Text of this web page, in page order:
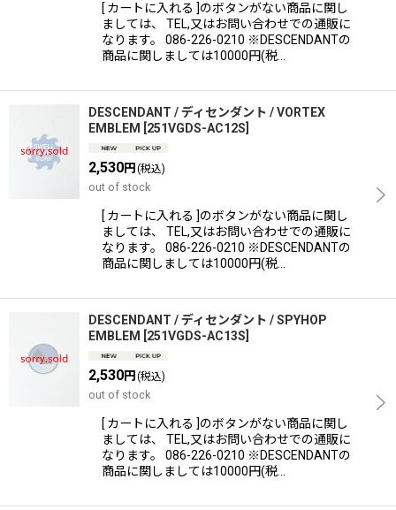
[ カートに入れる ]のボタンがない商品に関し
ましては、 TEL,又はお問い合わせでの通販に
なります。 086-226-0210 ※DESCENDANTの
商品に関しましては10000円(税…
DESCENDANT / ディセンダント / VORTEX
EMBLEM
251VGDS-AC12S
2,530円 (税込)
out of stock
[ カートに入れる ]のボタンがない商品に関し
ましては、 TEL,又はお問い合わせでの通販に
なります。 086-226-0210 ※DESCENDANTの
商品に関しましては10000円(税…
DESCENDANT / ディセンダント / SPYHOP
EMBLEM
251VGDS-AC13S
2,530円 (税込)
out of stock
[ カートに入れる ]のボタンがない商品に関し
ましては、 TEL,又はお問い合わせでの通販に
なります。 086-226-0210 ※DESCENDANTの
商品に関しましては10000円(税…